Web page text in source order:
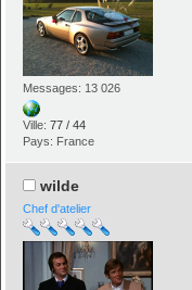
Messages: 13 026
Ville:77 / 44
Pays: France
wilde
Chef d'atelier